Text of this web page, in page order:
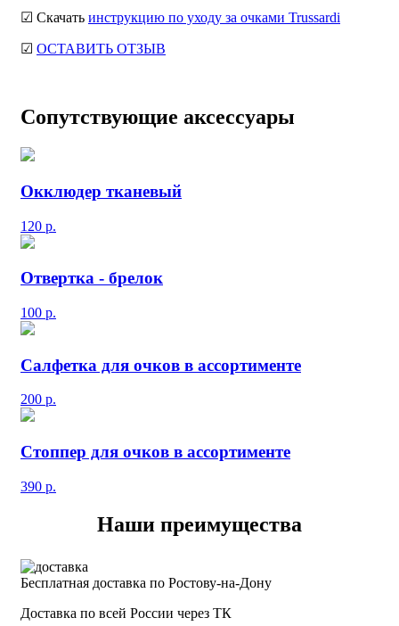
☑ Скачать инструкцию по уходу за очками Trussardi
☑ ОСТАВИТЬ ОТЗЫВ
Сопутствующие аксессуары
Окклюдер тканевый
120 р.
Отвертка - брелок
100 р.
Салфетка для очков в ассортименте
200 р.
Стоппер для очков в ассортименте
390 р.
Наши преимущества
Бесплатная доставка по Ростову-на-Дону
Доставка по всей России через ТК